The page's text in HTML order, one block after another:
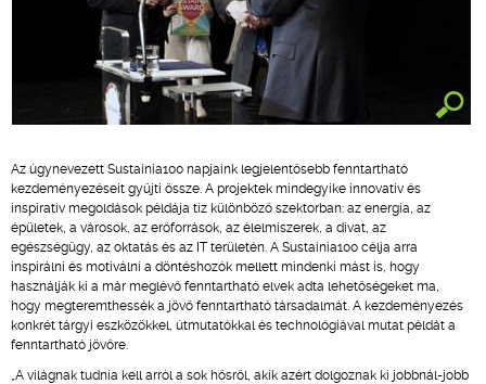
Az úgynevezett Sustainia100 napjaink legjelentősebb fenntartható
kezdeményezéseit gyűjti össze. A projektek mindegyike innovatív és
inspiratív megoldások példája tíz különböző szektorban: az energia, az
épületek, a városok, az erőforrások, az élelmiszerek, a divat, az
egészségügy, az oktatás és az IT területén. A Sustainia100 célja arra
inspirálni és motiválni a döntéshozók mellett mindenki mást is, hogy
használják ki a már meglévő fenntartható elvek adta lehetőségeket ma,
hogy megteremthessék a jövő fenntartható társadalmát. A kezdeményezés
konkrét tárgyi eszközökkel, útmutatókkal és technológiával mutat példát a
fenntartható jövőre.
„A világnak tudnia kell arról a sok hősről, akik azért dolgoznak ki jobbnál-jobb